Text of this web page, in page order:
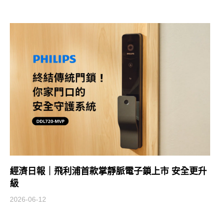
經濟日報｜飛利浦首款掌靜脈電子鎖上市 安全更升
級
2026-06-12